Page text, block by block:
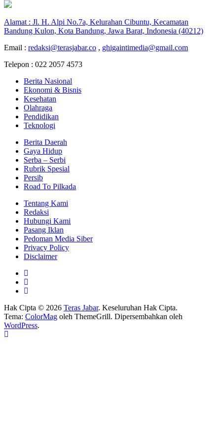
Alamat : Jl. H. Alpi No.7a, Kelurahan Cibuntu, Kecamatan
Bandung Kulon, Kota Bandung, Jawa Barat, Indonesia (40212)
Email : redaksi@terasjabar.co , ghigaintimedia@gmail.com
Telepon : 022 2057 4573
Berita Nasional
Ekonomi & Bisnis
Kesehatan
Olahraga
Pendidikan
Teknologi
Berita Daerah
Gaya Hidup
Serba – Serbi
Rubrik Spesial
Persib
Road To Pilkada
Tentang Kami
Redaksi
Hubungi Kami
Pasang Iklan
Pedoman Media Siber
Privacy Policy
Disclaimer
Hak Cipta © 2026 Teras Jabar. Keseluruhan Hak Cipta.
Tema: ColorMag oleh ThemeGrill. Dipersembahkan oleh
WordPress.